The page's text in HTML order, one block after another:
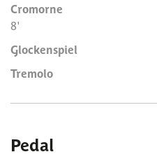
Cromorne
8'
Glockenspiel
Tremolo
Pedal